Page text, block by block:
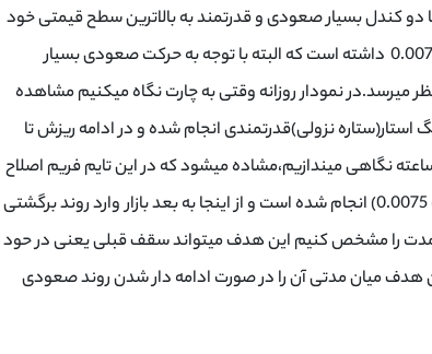
دو کندل بسیار صعودی و قدرتمند به بالاترین سطح قیمتی خود
یعنی 0.0135 رسیده و سپس ریزشی شدید تا 0.0074 داشته است که البته با توجه به حرکت صعودی بسیار
میرسد.در نمودار روزانه وقتی به چارت نگاه میکنیم مشاهده
نزولی)قدرتمندی انجام شده و در ادامه ریزش تا
ادامه داشته است. اکنون به نمودار 4 ساعته نگاهی میندازیم،مشاده میشود که در این تایم فریم اصلاح
تا سطح کلیدی و مهم 50% فیبوناچی (تا قیمت 0.0075) انجام شده است و از اینجا به بعد بازار وارد روند برگشتی
را مشخص کنیم این هدف میتواند سقف قبلی یعنی در حود
میتوان هدف میان مدتی آن را در صورت ادامه دار شدن روند صعودی